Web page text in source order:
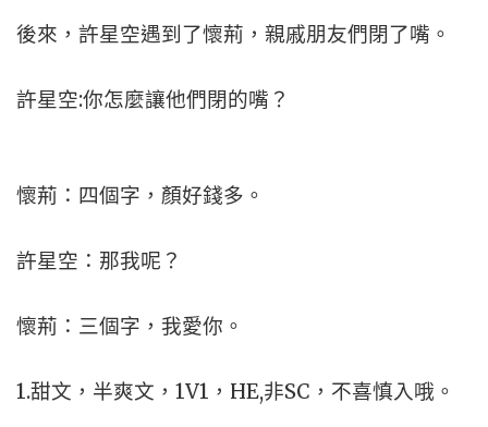
後來，許星空遇到了懷荊，親戚朋友們閉了嘴。
許星空:你怎麼讓他們閉的嘴？
懷荊：四個字，顏好錢多。
許星空：那我呢？
懷荊：三個字，我愛你。
1.甜文，半爽文，1V1，HE,非SC，不喜慎入哦。